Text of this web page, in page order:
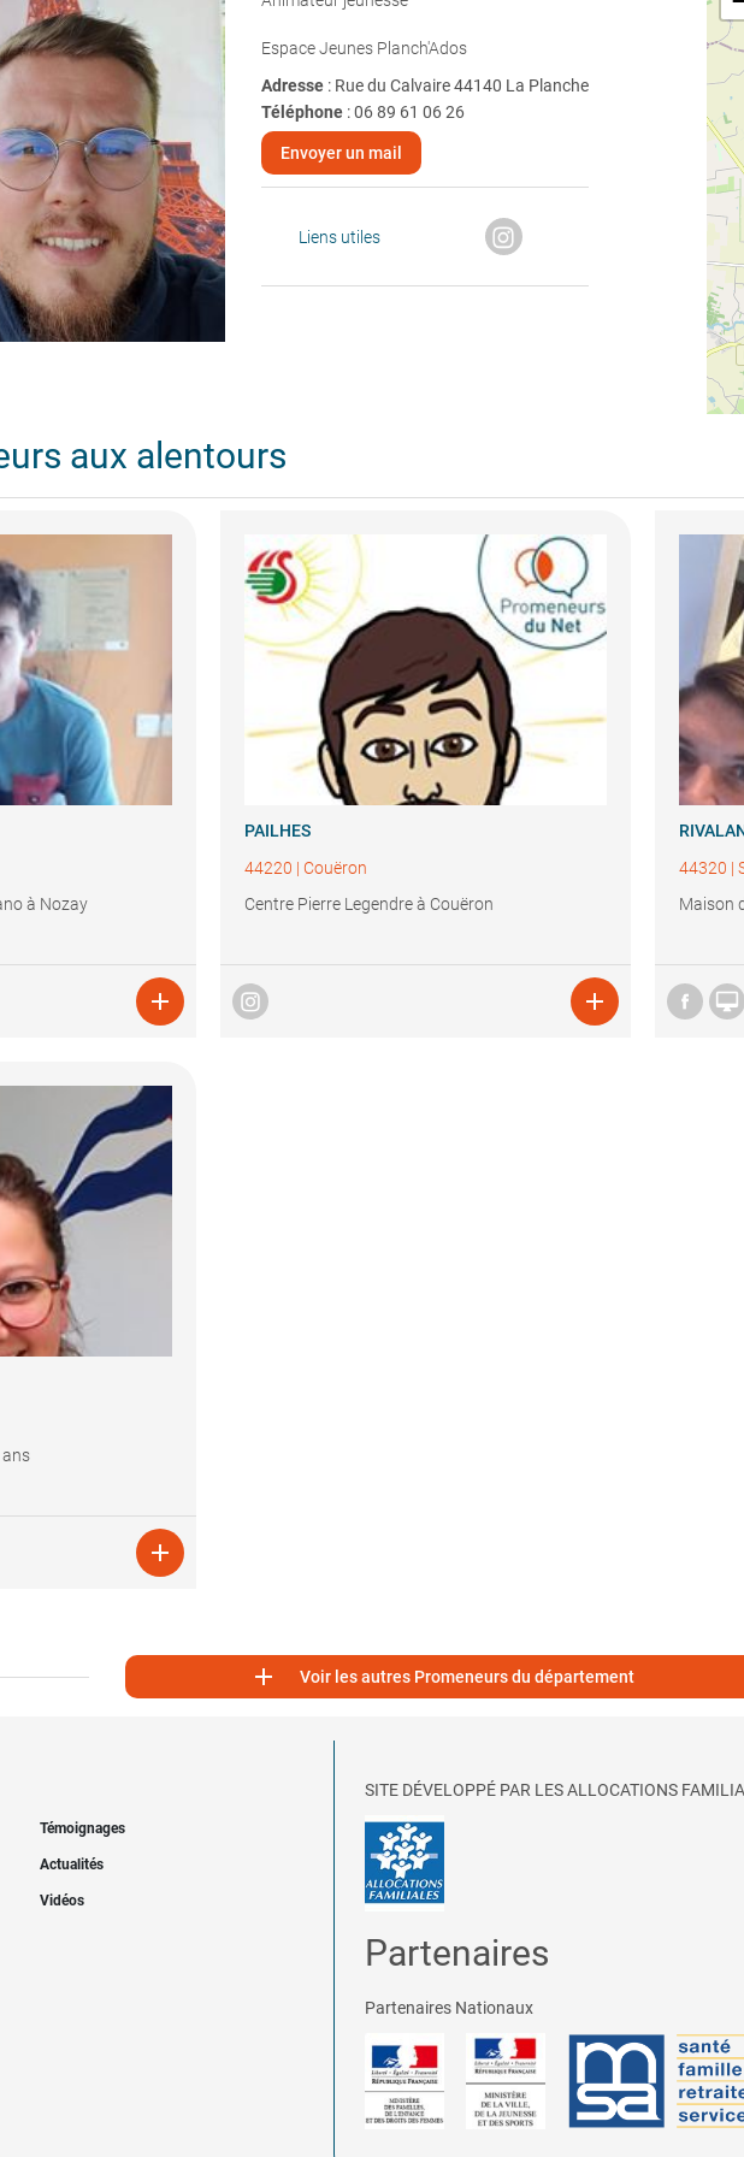
Espace Jeunes Planch'Ados
Adresse : Rue du Calvaire 44140 La Planche
Téléphone:06 89 61 06 26
Envoyer un mail
Liens utiles
aux alentours
à Nozay

PAILHES
44220 | Couëron
Centre Pierre Legendre à Couëron

44320 |
Maison

ans

 Voir les autres Promeneurs du département
Témoignages
Actualités
Vidéos
SITE DÉVELOPPÉ PAR LES ALLOCATIONS
Partenaires
Partenaires Nationaux